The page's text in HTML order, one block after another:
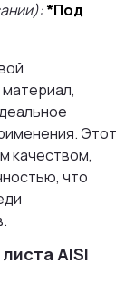
*Под
Этот
качеством,
что
AISI